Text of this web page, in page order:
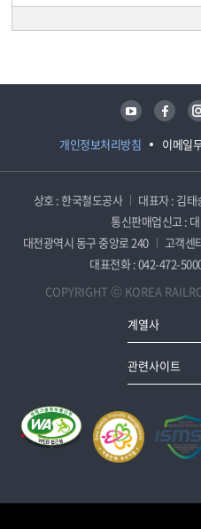
개인정보처리방침 이메일
유튜브 페이스북 인스타그램
상호 : 한국철도공사 대표자 : 김태
통신판매업신고 :
대전광역시 동구 중앙로 240
고객센
대표전화 : 042-472-
COPYRIGHT ⓒ KOREA
계열사
관련사이트